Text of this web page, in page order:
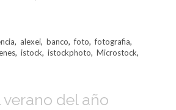
, alexei, banco, foto, fotografia,
, istock, istockphoto, Microstock,
del año